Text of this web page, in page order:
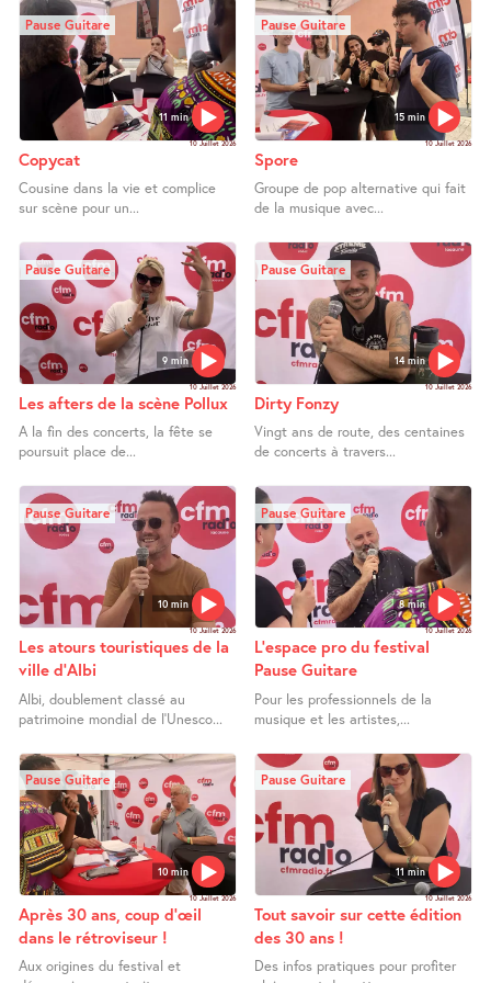
11 min
Pause Guitare
10 Juillet 2026
Copycat
Cousine dans la vie et complice
sur scène pour un...
15 min
Pause Guitare
10 Juillet 2026
Spore
Groupe de pop alternative qui fait
de la musique avec...
9 min
Pause Guitare
10 Juillet 2026
Les afters de la scène Pollux
A la fin des concerts, la fête se
poursuit place de...
14 min
Pause Guitare
10 Juillet 2026
Dirty Fonzy
Vingt ans de route, des centaines
de concerts à travers...
10 min
Pause Guitare
10 Juillet 2026
Les atours touristiques de la
ville d’Albi
Albi, doublement classé au
patrimoine mondial de l’Unesco...
8 min
Pause Guitare
10 Juillet 2026
L’espace pro du festival
Pause Guitare
Pour les professionnels de la
musique et les artistes,...
10 min
Pause Guitare
10 Juillet 2026
Après 30 ans, coup d’œil
dans le rétroviseur !
Aux origines du festival et
11 min
Pause Guitare
10 Juillet 2026
Tout savoir sur cette édition
des 30 ans !
Des infos pratiques pour profiter